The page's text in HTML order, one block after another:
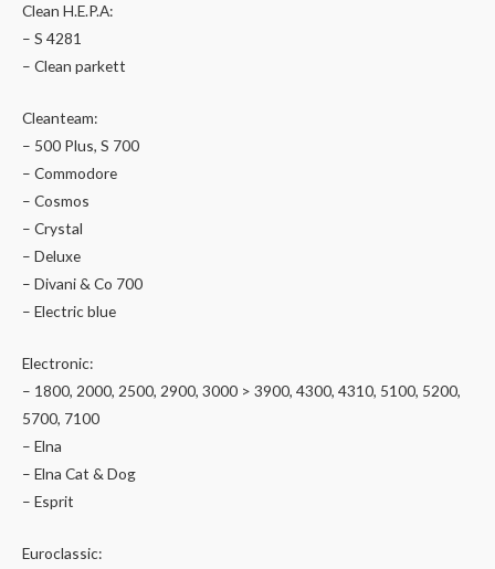
Clean H.E.P.A:
– S 4281
– Clean parkett
Cleanteam:
– 500 Plus, S 700
– Commodore
– Cosmos
– Crystal
– Deluxe
– Divani & Co 700
– Electric blue
Electronic:
– 1800, 2000, 2500, 2900, 3000 > 3900, 4300, 4310, 5100, 5200,
5700, 7100
– Elna
– Elna Cat & Dog
– Esprit
Euroclassic: